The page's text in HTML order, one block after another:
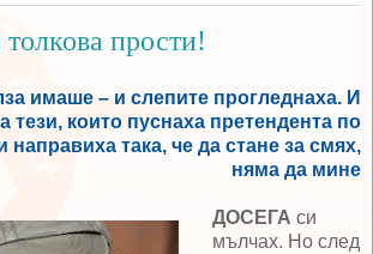
прости!
имаше – и слепите прогледнаха. И
тези, които пуснаха претендента по
направиха така, че да стане за смях,
няма да мине
ДОСЕГА си
мълчах. Но след